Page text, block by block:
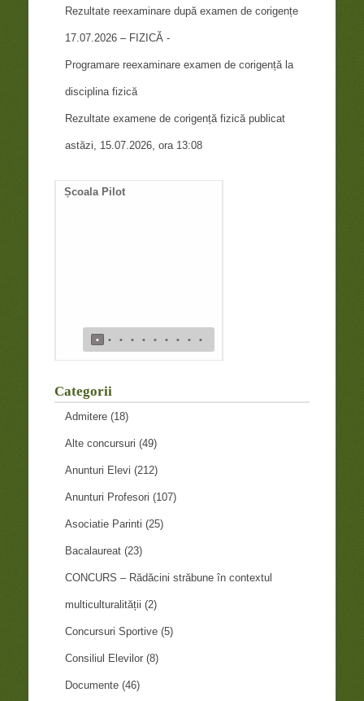
Rezultate reexaminare după examen de corigențe
17.07.2026 – FIZICĂ -
Programare reexaminare examen de corigență la
disciplina fizică
Rezultate examene de corigență fizică publicat
astăzi, 15.07.2026, ora 13:08
Școala Pilot
• • • • • • • • • •
Categorii
Admitere (18)
Alte concursuri (49)
Anunturi Elevi (212)
Anunturi Profesori (107)
Asociatie Parinti (25)
Bacalaureat (23)
CONCURS – Rădăcini străbune în contextul
multiculturalității (2)
Concursuri Sportive (5)
Consiliul Elevilor (8)
Documente (46)